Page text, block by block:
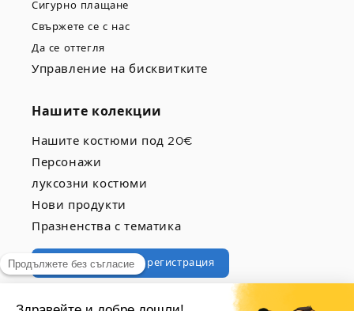
Сигурно плащане
Свържете се с нас
Да се оттегля
Управление на бисквитките
Нашите колекции
Нашите костюми под 20€
Персонажи
луксозни костюми
Нови продукти
Празненства с тематика
Професионална регистрация